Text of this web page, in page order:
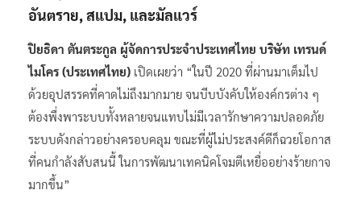
อันตราย, สแปม, และมัลแวร์
ปิยธิดา ตันตระกูล ผู้จัดการประจำประเทศไทย บริษัท เทรนด์
ไมโคร (ประเทศไทย) เปิดเผยว่า “ในปี 2020 ที่ผ่านมาเต็มไป
ด้วยอุปสรรคที่คาดไม่ถึงมากมาย จนบีบบังคับให้องค์กรต่าง ๆ
ต้องพึ่งพาระบบทั้งหลายจนแทบไม่มีเวลารักษาความปลอดภัย
ระบบดังกล่าวอย่างครอบคลุม ขณะที่ผู้ไม่ประสงค์ดีก็ฉวยโอกาส
ที่คนกำลังสับสนนี้ ในการพัฒนาเทคนิคโจมตีเหยื่ออย่างร้ายกาจ
มากขึ้น”